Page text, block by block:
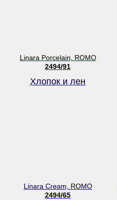
Linara Porcelain, ROMO
2494/91
Хлопок и лен
Linara Cream, ROMO
2494/65